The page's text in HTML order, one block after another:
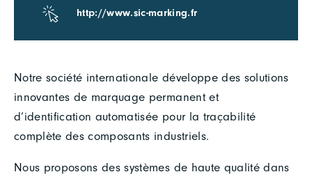
Notre société internationale développe des solutions
innovantes de marquage permanent et
d’identification automatisée pour la traçabilité
complète des composants industriels.
Nous proposons des systèmes de haute qualité dans
http://www.sic-marking.fr